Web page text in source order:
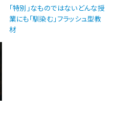
「特別」なものではないどんな授
業にも「馴染む」フラッシュ型教
材